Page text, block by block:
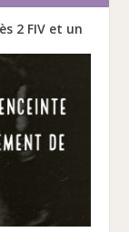
2 FIV et un